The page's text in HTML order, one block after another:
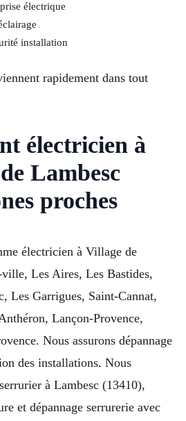
électrique
installation
rapidement dans tout
électricien à
Lambesc
proches
électricien à Village de
Les Aires, Les Bastides,
Les Garrigues, Saint-Cannat,
Lançon-Provence,
Nous assurons dépannage
des installations. Nous
à Lambesc (13410),
et dépannage serrurerie avec